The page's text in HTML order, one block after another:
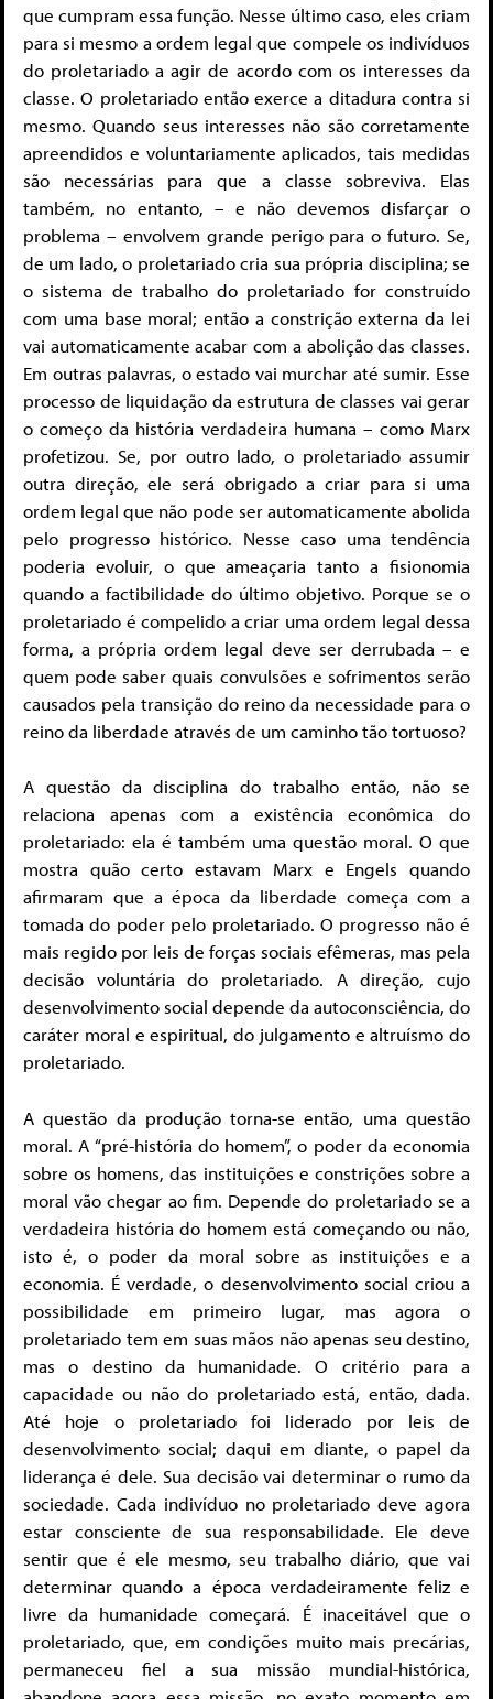
que cumpram essa função. Nesse último caso, eles criam
para si mesmo a ordem legal que compele os indivíduos
do proletariado a agir de acordo com os interesses da
classe. O proletariado então exerce a ditadura contra si
mesmo. Quando seus interesses não são corretamente
apreendidos e voluntariamente aplicados, tais medidas
são necessárias para que a classe sobreviva. Elas
também, no entanto, – e não devemos disfarçar o
problema – envolvem grande perigo para o futuro. Se,
de um lado, o proletariado cria sua própria disciplina; se
o sistema de trabalho do proletariado for construído
com uma base moral; então a constrição externa da lei
vai automaticamente acabar com a abolição das classes.
Em outras palavras, o estado vai murchar até sumir. Esse
processo de liquidação da estrutura de classes vai gerar
o começo da história verdadeira humana – como Marx
profetizou. Se, por outro lado, o proletariado assumir
outra direção, ele será obrigado a criar para si uma
ordem legal que não pode ser automaticamente abolida
pelo progresso histórico. Nesse caso uma tendência
poderia evoluir, o que ameaçaria tanto a fisionomia
quando a factibilidade do último objetivo. Porque se o
proletariado é compelido a criar uma ordem legal dessa
forma, a própria ordem legal deve ser derrubada – e
quem pode saber quais convulsões e sofrimentos serão
causados pela transição do reino da necessidade para o
reino da liberdade através de um caminho tão tortuoso?
A questão da disciplina do trabalho então, não se
relaciona apenas com a existência econômica do
proletariado: ela é também uma questão moral. O que
mostra quão certo estavam Marx e Engels quando
afirmaram que a época da liberdade começa com a
tomada do poder pelo proletariado. O progresso não é
mais regido por leis de forças sociais efêmeras, mas pela
decisão voluntária do proletariado. A direção, cujo
desenvolvimento social depende da autoconsciência, do
caráter moral e espiritual, do julgamento e altruísmo do
proletariado.
A questão da produção torna-se então, uma questão
moral. A “pré-história do homem”, o poder da economia
sobre os homens, das instituições e constrições sobre a
moral vão chegar ao fim. Depende do proletariado se a
verdadeira história do homem está começando ou não,
isto é, o poder da moral sobre as instituições e a
economia. É verdade, o desenvolvimento social criou a
possibilidade em primeiro lugar, mas agora o
proletariado tem em suas mãos não apenas seu destino,
mas o destino da humanidade. O critério para a
capacidade ou não do proletariado está, então, dada.
Até hoje o proletariado foi liderado por leis de
desenvolvimento social; daqui em diante, o papel da
liderança é dele. Sua decisão vai determinar o rumo da
sociedade. Cada indivíduo no proletariado deve agora
estar consciente de sua responsabilidade. Ele deve
sentir que é ele mesmo, seu trabalho diário, que vai
determinar quando a época verdadeiramente feliz e
livre da humanidade começará. É inaceitável que o
proletariado, que, em condições muito mais precárias,
permaneceu fiel a sua missão mundial-histórica,